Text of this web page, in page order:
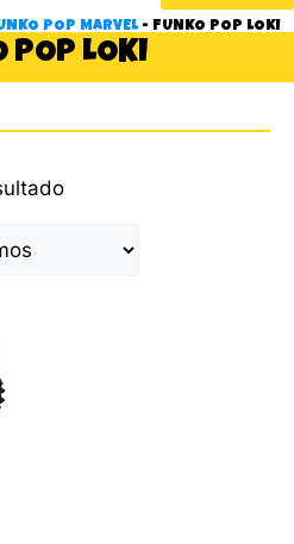
POP MARVEL- FUNKO POP LOKI
POP LOKI